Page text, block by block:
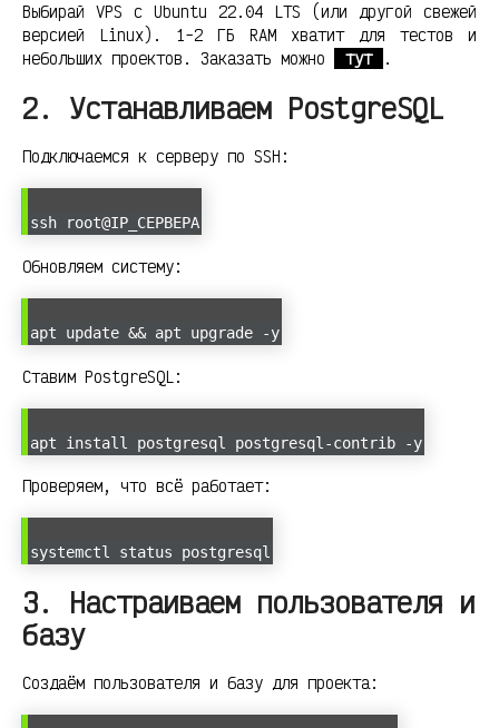
Выбирай VPS с Ubuntu 22.04 LTS (или другой свежей
версией Linux). 1-2 ГБ RAM хватит для тестов и
небольших проектов. Заказать можно
тут .
2. Устанавливаем PostgreSQL
Подключаемся к серверу по SSH:
ssh root@IP_СЕРВЕРА
Обновляем систему:
apt update && apt upgrade -y
Ставим PostgreSQL:
apt install postgresql postgresql-contrib -y
Проверяем, что всё работает:
systemctl status postgresql
3. Настраиваем пользователя и
базу
Создаём пользователя и базу для проекта: